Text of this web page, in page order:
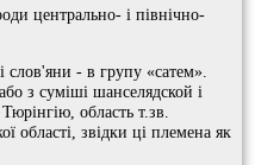
центрально- і північно-
слов'яни - в групу «сатем».
з суміші шанселядской і
область т.зв.
області, звідки ці племена як